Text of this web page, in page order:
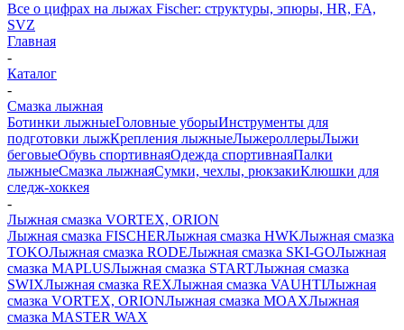
Все о цифрах на лыжах Fischer: структуры, эпюры, HR, FA,
SVZ
Главная
-
Каталог
-
Смазка лыжная
Ботинки лыжныеГоловные уборыИнструменты для
подготовки лыжКрепления лыжныеЛыжероллерыЛыжи
беговыеОбувь спортивнаяОдежда спортивнаяПалки
лыжныеСмазка лыжнаяСумки, чехлы, рюкзакиКлюшки для
следж-хоккея
-
Лыжная смазка VORTEX, ORION
Лыжная смазка FISCHERЛыжная смазка HWKЛыжная смазка
TOKOЛыжная смазка RODEЛыжная смазка SKI-GOЛыжная
смазка MAPLUSЛыжная смазка STARTЛыжная смазка
SWIXЛыжная смазка REXЛыжная смазка VAUHTIЛыжная
смазка VORTEX, ORIONЛыжная смазка MOAXЛыжная
смазка MASTER WAX